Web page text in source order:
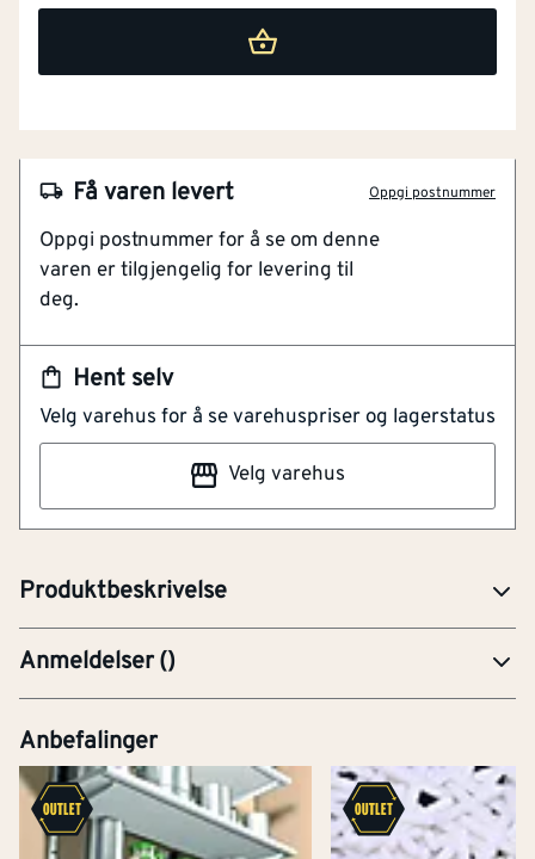
Hent selv
Velg varehus for å se varehuspriser og lagerstatus
Velg varehus
Få varen levert Oppgi postnummer
Oppgi postnummer for å se om denne
varen er tilgjengelig for levering til
deg.
Produktbeskrivelse
NOBB 45455355
Artikkelnummer
Effektiv sliping
Etterlater seg minimalt med støv
2 stk per pakke
Slipebånd med NorZon slipemiddel sikrer høy
avvirkning og hurtig sliping. Båndet kan kjøres i begge
Anmeldelser()
Anbefalinger